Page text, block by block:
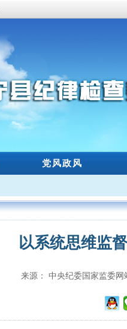
党风政风
以系统思维监
来源： 中央纪委国家监委